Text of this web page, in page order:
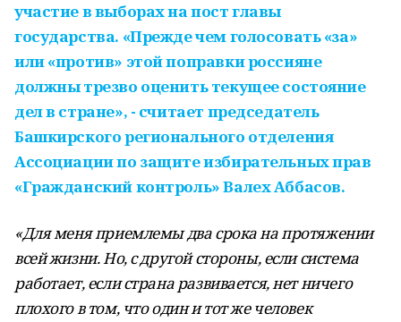
участие в выборах на пост главы
государства. «Прежде чем голосовать «за»
или «против» этой поправки россияне
должны трезво оценить текущее состояние
дел в стране», - считает председатель
Башкирского регионального отделения
Ассоциации по защите избирательных прав
«Гражданский контроль» Валех Аббасов.
«Для меня приемлемы два срока на протяжении
всей жизни. Но, с другой стороны, если система
работает, если страна развивается, нет ничего
плохого в том, что один и тот же человек